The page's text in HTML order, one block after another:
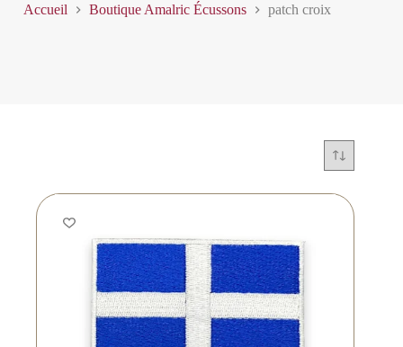
Accueil Boutique Amalric Écussons patch croix